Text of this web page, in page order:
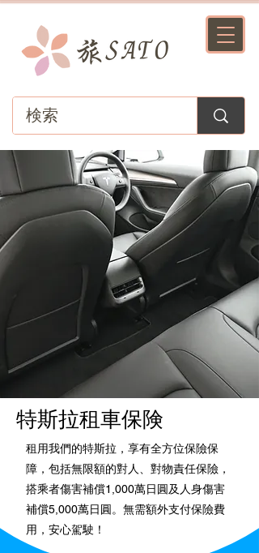
特斯拉租車保険
租用我們的特斯拉，享有全方位保險保
障，包括無限額的對人、對物責任保險，
搭乘者傷害補償1,000萬日圓及人身傷害
補償5,000萬日圓。無需額外支付保險費
用，安心駕駛！